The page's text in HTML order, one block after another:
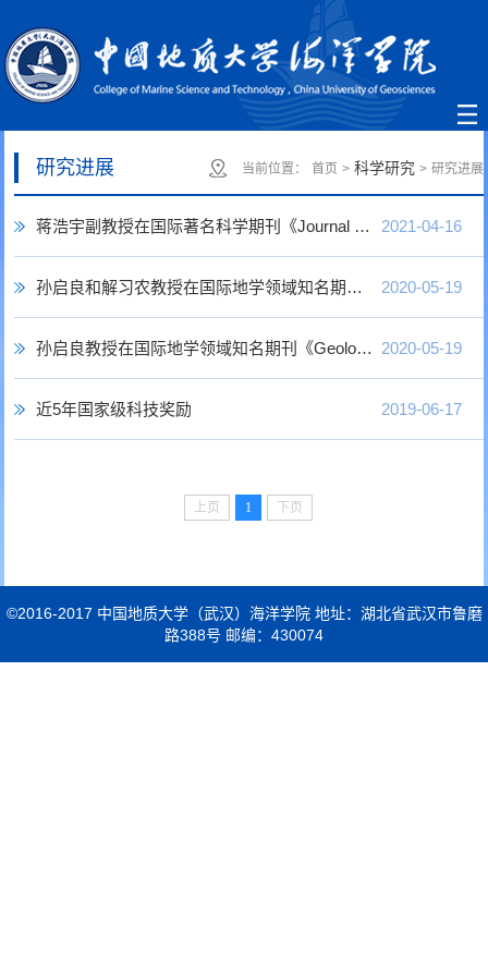
研究进展 当前位置： 首页 >科学研究 > 研究进展
蒋浩宇副教授在国际著名科学期刊《Journal of Climate》发表论文 2021-04-16
孙启良和解习农教授在国际地学领域知名期刊《Earth and Planetary Science Letters... 2020-05-19
孙启良教授在国际地学领域知名期刊《Geological Society of American Bulletin》发... 2020-05-19
近5年国家级科技奖励 2019-06-17
上页 1 下页
©2016-2017 中国地质大学（武汉）海洋学院 地址：湖北省武汉市鲁磨
路388号 邮编：430074